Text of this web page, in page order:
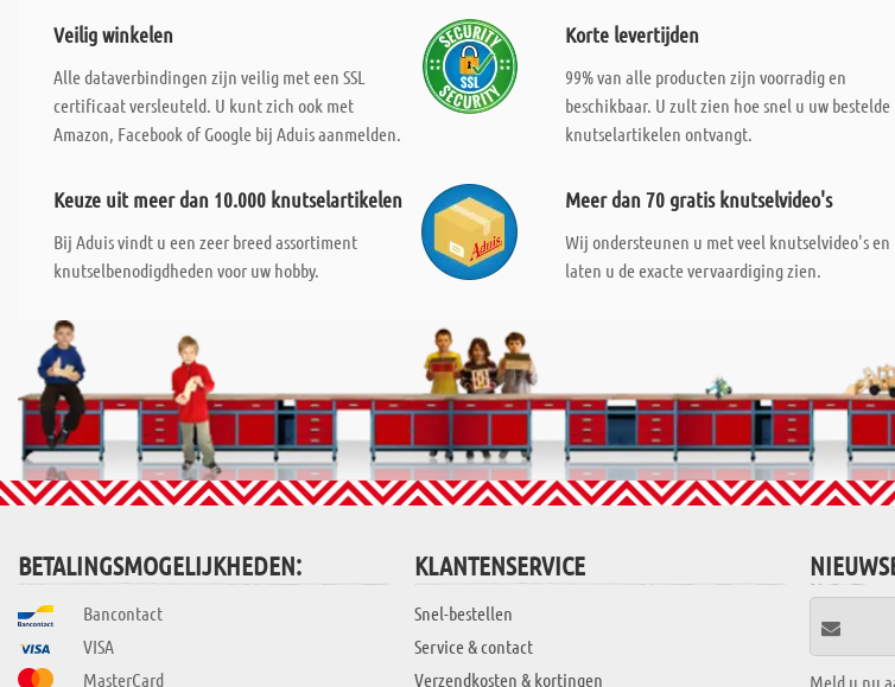
Veilig winkelen
Alle dataverbindingen zijn veilig met een SSL
certificaat versleuteld. U kunt zich ook met
Amazon, Facebook of Google bij Aduis aanmelden.
Korte levertijden
99% van alle producten zijn voorradig en
beschikbaar. U zult zien hoe snel u uw bestelde
knutselartikelen ontvangt.
Keuze uit meer dan 10.000 knutselartikelen
Bij Aduis vindt u een zeer breed assortiment
knutselbenodigdheden voor uw hobby.
Meer dan 70 gratis knutselvideo's
Wij ondersteunen u met veel knutselvideo's en
laten u de exacte vervaardiging zien.
BETALINGSMOGELIJKHEDEN:
Bancontact
VISA
MasterCard
KLANTENSERVICE
Snel-bestellen
Service & contact
Verzendkosten & kortingen
Meld u nu